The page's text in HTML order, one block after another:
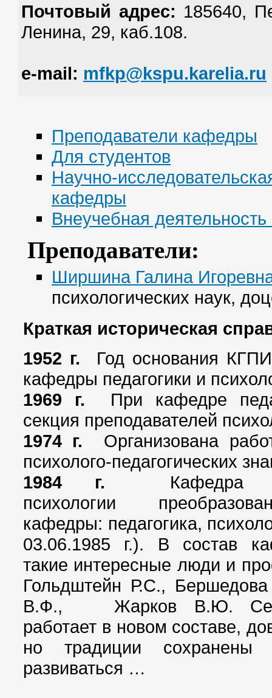
Почтовый адрес: 185640,
Ленина, 29, каб.108.
e-mail: mfkp@kspu.karelia.ru
Преподаватели кафедры
Для студентов
Научно-
кафедры
Внеучебная
Преподаватели:
Ширшина Галина
психологических наук,
Краткая историческая
1952 г.
Год основания
кафедры педагогики и
1969 г.
При кафедре
секция преподавателей
1974 г.
Организована
психолого-педагогических
1984 г.
Кафедра
психологии
кафедры: педагогика,
03.06.1985 г.). В состав
такие интересные люди и
Гольдштейн Р.С.,
В.Ф., Жарков В.Ю.
работает в новом составе,
но традиции сохранены
развиваться …